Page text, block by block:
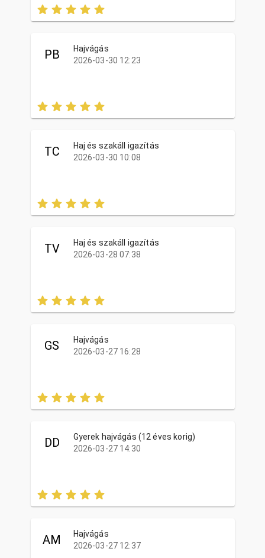
PB
Hajvágás
2026-03-30 12:23
TC
Haj és szakáll igazítás
2026-03-30 10:08
TV
Haj és szakáll igazítás
2026-03-28 07:38
GS
Hajvágás
2026-03-27 16:28
DD
Gyerek hajvágás (12 éves korig)
2026-03-27 14:30
AM
Hajvágás
2026-03-27 12:37